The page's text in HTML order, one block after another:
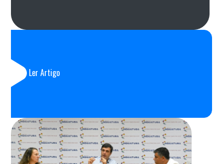
Ler Artigo